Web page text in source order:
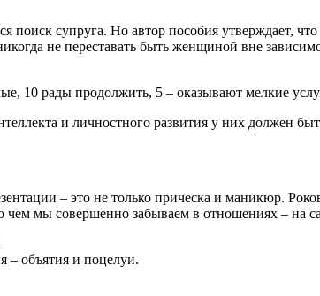
поиск супруга. Но автор пособия утверждает,
не переставать быть женщиной вне
10 рады продолжить, 5 – оказывают мелкие
и личностного развития у них должен
– это не только прическа и маникюр.
мы совершенно забываем в отношениях – на
– объятия и поцелуи.